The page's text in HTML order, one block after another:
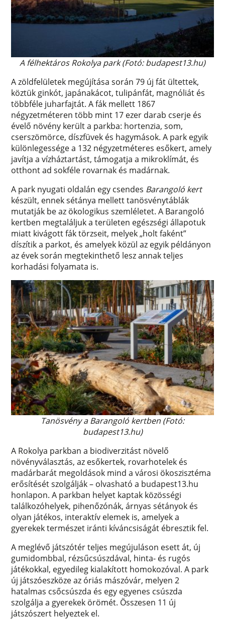
A félhektáros Rokolya park (Fotó: budapest13.hu)
A zöldfelületek megújítása során 79 új fát ültettek,
köztük ginkót, japánakácot, tulipánfát, magnóliát és
többféle juharfajtát. A fák mellett 1867
négyzetméteren több mint 17 ezer darab cserje és
évelő növény került a parkba: hortenzia, som,
cserszömörce, díszfüvek és hagymások. A park egyik
különlegessége a 132 négyzetméteres esőkert, amely
javítja a vízháztartást, támogatja a mikroklímát, és
otthont ad sokféle rovarnak és madárnak.
A park nyugati oldalán egy csendes Barangoló kert
készült, ennek sétánya mellett tanösvénytáblák
mutatják be az ökologikus szemléletet. A Barangoló
kertben megtaláljuk a területen egészségi állapotuk
miatt kivágott fák törzseit, melyek „holt faként”
díszítik a parkot, és amelyek közül az egyik példányon
az évek során megtekinthető lesz annak teljes
korhadási folyamata is.
Tanösvény a Barangoló kertben (Fotó:
budapest13.hu)
A Rokolya parkban a biodiverzitást növelő
növényválasztás, az esőkertek, rovarhotelek és
madárbarát megoldások mind a városi ökoszisztéma
erősítését szolgálják – olvasható a budapest13.hu
honlapon. A parkban helyet kaptak közösségi
találkozóhelyek, pihenőzónák, árnyas sétányok és
olyan játékos, interaktív elemek is, amelyek a
gyerekek természet iránti kíváncsiságát ébresztik fel.
A meglévő játszótér teljes megújuláson esett át, új
gumidombbal, rézsűcsúszdával, hinta- és rugós
játékokkal, egyedileg kialakított homokozóval. A park
új játszóeszköze az óriás mászóvár, melyen 2
hatalmas csőcsúszda és egy egyenes csúszda
szolgálja a gyerekek örömét. Összesen 11 új
játszószert helyeztek el.